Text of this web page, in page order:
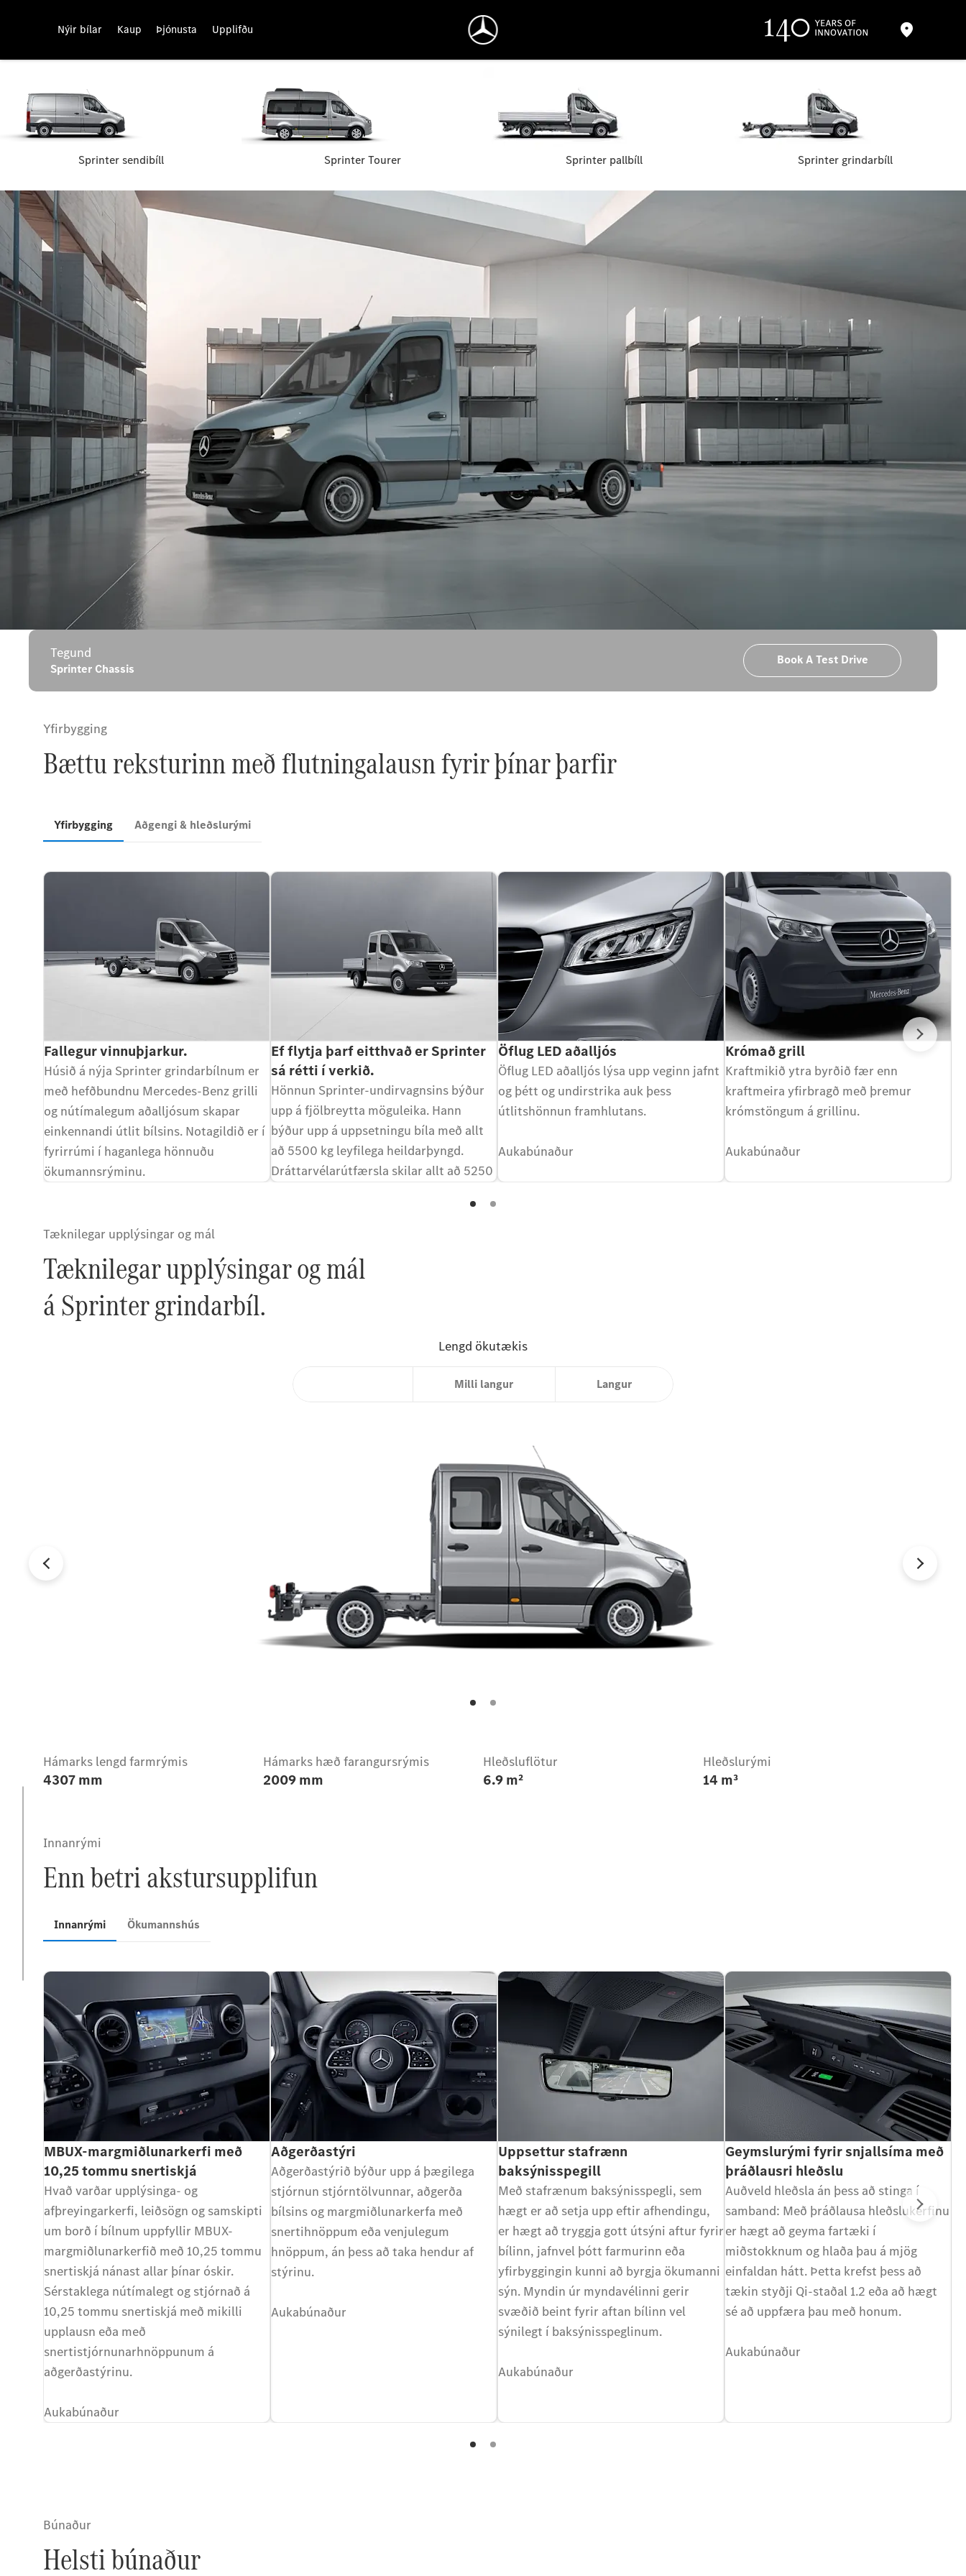
Nýir bílar Kaup Þjónusta Upplifðu
Sprinter sendibíll Sprinter Tourer Sprinter pallbíll Sprinter grindarbíll
Tegund
Sprinter Chassis
Book A Test Drive
Yfirbygging
Bættu reksturinn með flutningalausn fyrir þínar þarfir
Yfirbygging Aðgengi & hleðslurými
Fallegur vinnuþjarkur.
Húsið á nýja Sprinter grindarbílnum er
með hefðbundnu Mercedes-Benz grilli
og nútímalegum aðalljósum skapar
einkennandi útlit bílsins. Notagildið er í
fyrirrúmi í haganlega hönnuðu
ökumannsrýminu.
Ef flytja þarf eitthvað er Sprinter
sá rétti í verkið.
Hönnun Sprinter-undirvagnsins býður
upp á fjölbreytta möguleika. Hann
býður upp á uppsetningu bíla með allt
að 5500 kg leyfilega heildarþyngd.
Dráttarvélarútfærsla skilar allt að 5250
Öflug LED aðalljós
Öflug LED aðalljós lýsa upp veginn jafnt
og þétt og undirstrika auk þess
útlitshönnun framhlutans.
Aukabúnaður
Krómað grill
Kraftmikið ytra byrðið fær enn
kraftmeira yfirbragð með þremur
krómstöngum á grillinu.
Aukabúnaður
Tæknilegar upplýsingar og mál
Tæknilegar upplýsingar og mál
á Sprinter grindarbíl.
Milli langur Langur
Næsta
Fyrra
Hámarks lengd farmrýmis
4307 mm
Hámarks hæð farangursrýmis
2009 mm
Hleðsluflötur
6.9 m²
Hleðslurými
14 m³
Innanrými
Enn betri akstursupplifun
Innanrými Ökumannshús
MBUX-margmiðlunarkerfi með
10,25 tommu snertiskjá
Hvað varðar upplýsinga- og
afþreyingarkerfi, leiðsögn og samskipti
um borð í bílnum uppfyllir MBUX-
margmiðlunarkerfið með 10,25 tommu
snertiskjá nánast allar þínar óskir.
Sérstaklega nútímalegt og stjórnað á
10,25 tommu snertiskjá með mikilli
upplausn eða með
snertistjórnunarhnöppunum á
aðgerðastýrinu.
Aukabúnaður
Aðgerðastýri
Aðgerðastýrið býður upp á þægilega
stjórnun stjórntölvunnar, aðgerða
bílsins og margmiðlunarkerfa með
snertihnöppum eða venjulegum
hnöppum, án þess að taka hendur af
stýrinu.
Aukabúnaður
Uppsettur stafrænn
baksýnisspegill
Með stafrænum baksýnisspegli, sem
hægt er að setja upp eftir afhendingu,
er hægt að tryggja gott útsýni aftur fyrir
bílinn, jafnvel þótt farmurinn eða
yfirbyggingin kunni að byrgja ökumanni
sýn. Myndin úr myndavélinni gerir
svæðið beint fyrir aftan bílinn vel
sýnilegt í baksýnisspeglinum.
Aukabúnaður
Geymslurými fyrir snjallsíma með
þráðlausri hleðslu
Auðveld hleðsla án þess að stinga í
samband: Með þráðlausa hleðslukerfinu
er hægt að geyma fartæki í
miðstokknum og hlaða þau á mjög
einfaldan hátt. Þetta krefst þess að
tækin styðji Qi-staðal 1.2 eða að hægt
sé að uppfæra þau með honum.
Aukabúnaður
Búnaður
Helsti búnaður